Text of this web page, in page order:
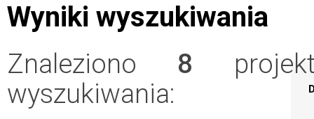
Wyniki wyszukiwania
Znaleziono 8
wyszukiwania: